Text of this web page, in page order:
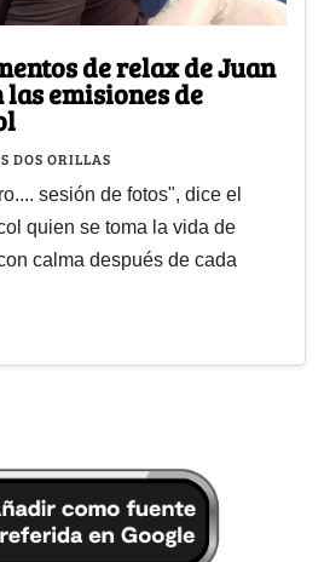
de relax de Juan
emisiones de
DOS ORILLAS
sesión de fotos", dice el
quien se toma la vida de
calma después de cada